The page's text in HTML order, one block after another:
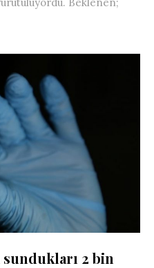
2 bin